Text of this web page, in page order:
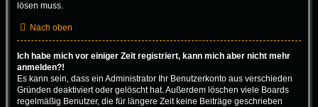
lösen muss.
Nach oben
Ich habe mich vor einiger Zeit registriert, kann mich aber nicht mehr
anmelden?!
Es kann sein, dass ein Administrator Ihr Benutzerkonto aus verschieden
Gründen deaktiviert oder gelöscht hat. Außerdem löschen viele Boards
regelmäßig Benutzer, die für längere Zeit keine Beiträge geschrieben